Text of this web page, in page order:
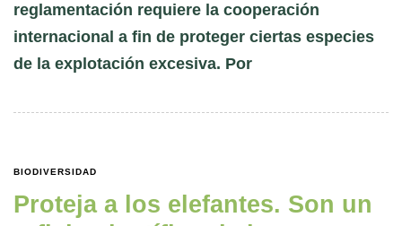
reglamentación requiere la cooperación
internacional a fin de proteger ciertas especies
de la explotación excesiva. Por
BIODIVERSIDAD
Proteja a los elefantes. Son un